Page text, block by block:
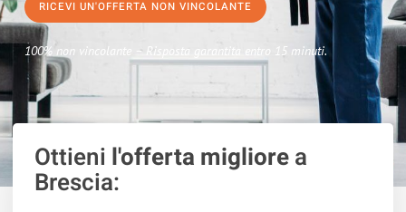
RICEVI UN'OFFERTA NON VINCOLANTE
100% non vincolante – Risposta garantita entro 15 minuti.
Ottieni l'offerta migliorea
Brescia: